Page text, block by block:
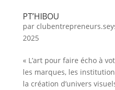
PT’HIBOU
par
2025
« L’art pour faire écho à
les marques, les
la création d’univers